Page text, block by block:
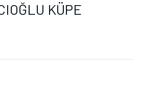
KÜPE